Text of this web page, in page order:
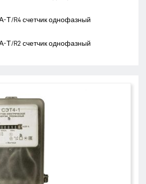
Т/R4 счетчик однофазный
Т/R2 счетчик однофазный